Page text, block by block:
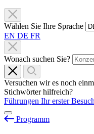
Wählen Sie Ihre Sprache
EN DE FR
Wonach suchen Sie?
Versuchen wir es noch
Stichwörter hilfreich?
Führungen Ihr erster Besuch
Programm